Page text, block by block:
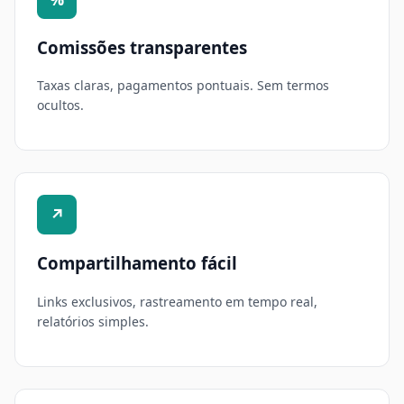
Comissões transparentes
Taxas claras, pagamentos pontuais. Sem termos
ocultos.
↗
Compartilhamento fácil
Links exclusivos, rastreamento em tempo real,
relatórios simples.